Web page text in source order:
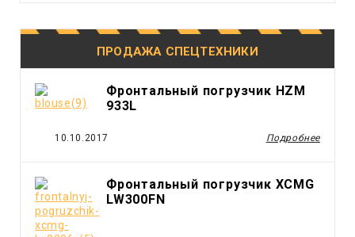
ПРОДАЖА СПЕЦТЕХНИКИ
Фронтальный погрузчик HZM
933L
10.10.2017 Подробнее
Фронтальный погрузчик XCMG
LW300FN